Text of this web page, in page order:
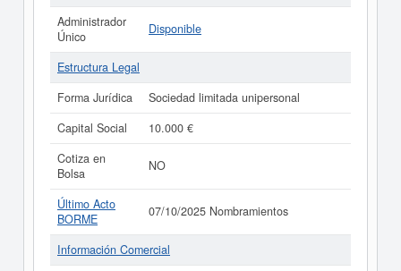
Administrador
Único
Disponible
Estructura Legal
Forma Jurídica
Sociedad limitada unipersonal
Capital Social
10.000 €
Cotiza en
Bolsa
NO
Último Acto
BORME
07/10/2025 Nombramientos
Información Comercial